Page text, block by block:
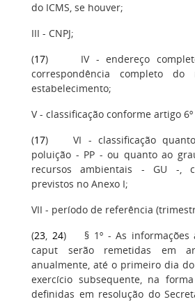
do ICMS, se houver;
III - CNPJ;
(17) IV - endereço
correspondência completo do
estabelecimento;
V - classificação conforme artigo
(17) VI - classificação
poluição - PP - ou quanto ao
recursos ambientais - GU -,
previstos no Anexo I;
VII - período de referência
(23, 24) § 1º - As informações
caput serão remetidas em
anualmente, até o primeiro dia
exercício subsequente, na
definidas em resolução do